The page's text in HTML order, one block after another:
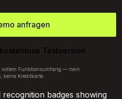
anfragen
Testversion
vollem Funktionsumfang — nein
keine Kreditkarte.